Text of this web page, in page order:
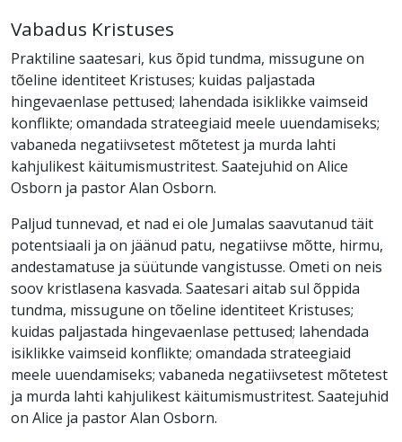
Vabadus Kristuses
Praktiline saatesari, kus õpid tundma, missugune on
tõeline identiteet Kristuses; kuidas paljastada
hingevaenlase pettused; lahendada isiklikke vaimseid
konflikte; omandada strateegiaid meele uuendamiseks;
vabaneda negatiivsetest mõtetest ja murda lahti
kahjulikest käitumismustritest. Saatejuhid on Alice
Osborn ja pastor Alan Osborn.
Paljud tunnevad, et nad ei ole Jumalas saavutanud täit
potentsiaali ja on jäänud patu, negatiivse mõtte, hirmu,
andestamatuse ja süütunde vangistusse. Ometi on neis
soov kristlasena kasvada. Saatesari aitab sul õppida
tundma, missugune on tõeline identiteet Kristuses;
kuidas paljastada hingevaenlase pettused; lahendada
isiklikke vaimseid konflikte; omandada strateegiaid
meele uuendamiseks; vabaneda negatiivsetest mõtetest
ja murda lahti kahjulikest käitumismustritest. Saatejuhid
on Alice ja pastor Alan Osborn.